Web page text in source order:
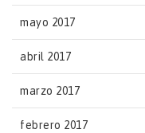
mayo 2017
abril 2017
marzo 2017
febrero 2017